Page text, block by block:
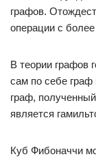
графов.
операции с
В теории графов
сам по себе граф
граф,
является
Куб Фибоначчи